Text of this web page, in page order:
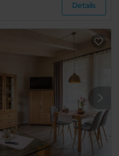
Details